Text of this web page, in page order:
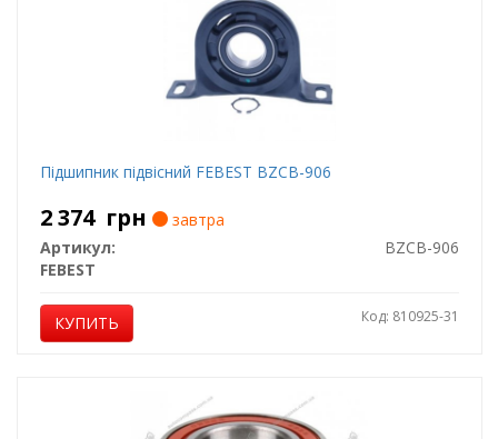
Підшипник підвісний FEBEST BZCB-906
2 374 грн
завтра
Артикул:
BZCB-906
FEBEST
КУПИТЬ Код: 810925-31